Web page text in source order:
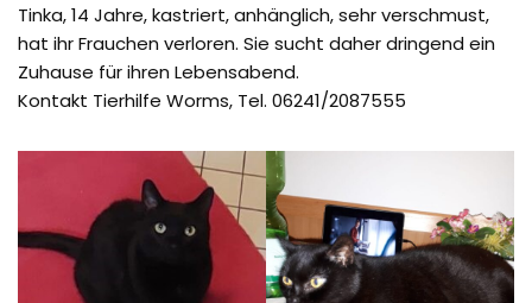
Tinka, 14 Jahre, kastriert, anhänglich, sehr verschmust,
hat ihr Frauchen verloren. Sie sucht daher dringend ein
Zuhause für ihren Lebensabend.
Kontakt Tierhilfe Worms, Tel. 06241/2087555